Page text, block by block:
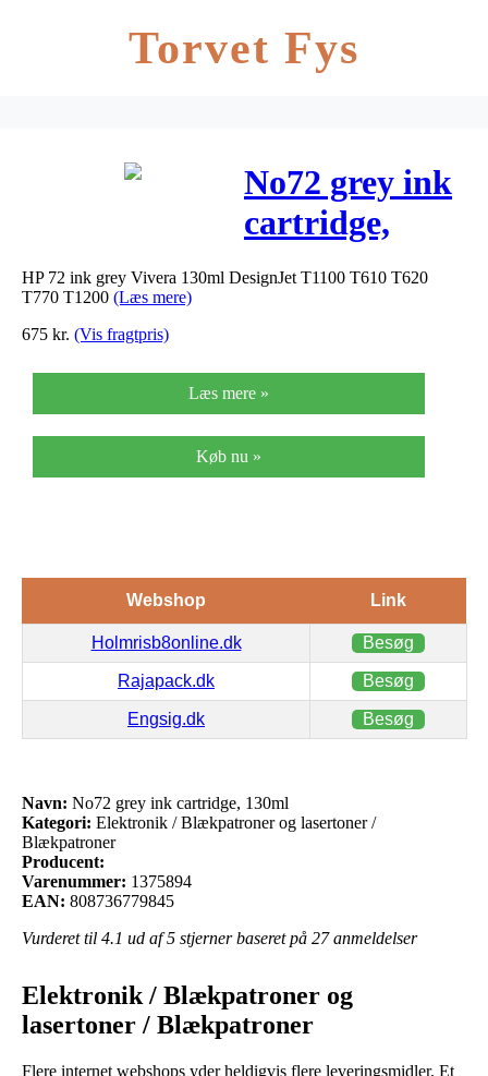
Torvet Fys
No72 grey ink
cartridge,
130ml
HP 72 ink grey Vivera 130ml DesignJet T1100 T610 T620
T770 T1200 (Læs mere)
675 kr. (Vis fragtpris)
Læs mere »
Køb nu »
Webshop Link
Holmrisb8online.dk Besøg
Rajapack.dk Besøg
Engsig.dk Besøg
Navn: No72 grey ink cartridge, 130ml
Kategori: Elektronik / Blækpatroner og lasertoner /
Blækpatroner
Producent:
Varenummer: 1375894
EAN: 808736779845
Vurderet til 4.1 ud af 5 stjerner baseret på 27anmeldelser
Elektronik / Blækpatroner og
lasertoner / Blækpatroner
Flere internet webshops yder heldigvis flere leveringsmidler. Et